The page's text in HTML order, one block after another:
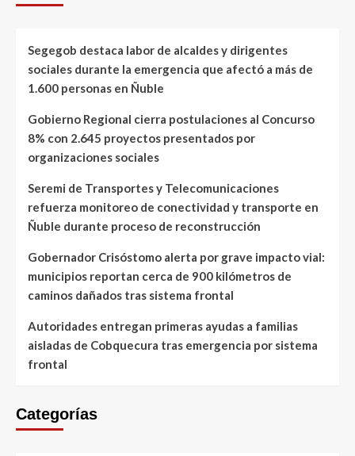
Segegob destaca labor de alcaldes y dirigentes
sociales durante la emergencia que afectó a más de
1.600 personas en Ñuble
Gobierno Regional cierra postulaciones al Concurso
8% con 2.645 proyectos presentados por
organizaciones sociales
Seremi de Transportes y Telecomunicaciones
refuerza monitoreo de conectividad y transporte en
Ñuble durante proceso de reconstrucción
Gobernador Crisóstomo alerta por grave impacto vial:
municipios reportan cerca de 900 kilómetros de
caminos dañados tras sistema frontal
Autoridades entregan primeras ayudas a familias
aisladas de Cobquecura tras emergencia por sistema
frontal
Categorías